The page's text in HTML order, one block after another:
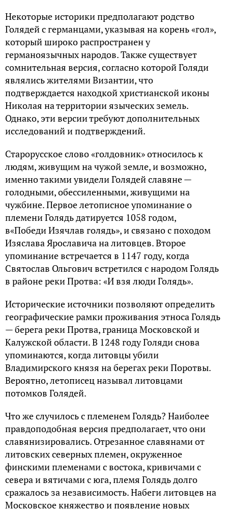
Некоторые историки предполагают родство
Голядей с германцами, указывая на корень «гол»,
который широко распространен у
германоязычных народов. Также существует
сомнительная версия, согласно которой Голяди
являлись жителями Византии, что
подтверждается находкой христианской иконы
Николая на территории языческих земель.
Однако, эти версии требуют дополнительных
исследований и подтверждений.
Старорусское слово «голдовник» относилось к
людям, живущим на чужой земле, и возможно,
именно такими увидели Голядей славяне —
голодными, обессиленными, живущими на
чужбине. Первое летописное упоминание о
племени Голядь датируется 1058 годом,
в«ПобедиИзячлав голядь», и связано с походом
Изяслава Ярославича на литовцев. Второе
упоминание встречается в 1147 году, когда
Святослав Ольгович встретился с народом Голядь
в районе реки Протва: «Ивзя людиГолядь».
Исторические источники позволяют определить
географические рамки проживания этноса Голядь
— берега реки Протва, граница Московской и
Калужской области. В 1248 году Голяди снова
упоминаются, когда литовцы убили
Владимирского князя на берегах реки Поротвы.
Вероятно, летописец называл литовцами
потомков Голядей.
Что же случилось с племенем Голядь? Наиболее
правдоподобная версия предполагает, что они
славянизировались. Отрезанное славянами от
литовских северных племен, окруженное
финскими племенами с востока, кривичами с
севера и вятичами с юга, племя Голядь долго
сражалось за независимость. Набеги литовцев на
Московское княжество и появление новых